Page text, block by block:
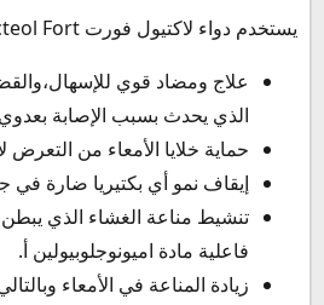
يستخدم دواء لاكتيول فورت Lacteol Fort في الحالات التالية:
علاج ومضاد قوي
الذي يحدث بسبب الإصابة
حماية خلايا الأمعاء من
إيقاف نمو أي بكتيريا ضارة في
تنشيط مناعة الغشاء الذي يبطن
فاعلية مادة اميونوجلوبيولين أ.
زيادة المناعة في الأمعاء